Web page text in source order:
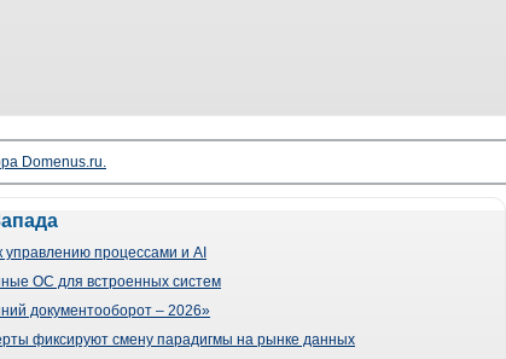
Domenus.ru.
управлению процессами и AI
ОС для встроенных систем
документооборот – 2026»
фиксируют смену парадигмы на рынке данных